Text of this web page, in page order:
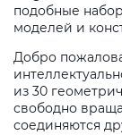
подобные
моделей и
Добро
из 30
свободно
соединяются